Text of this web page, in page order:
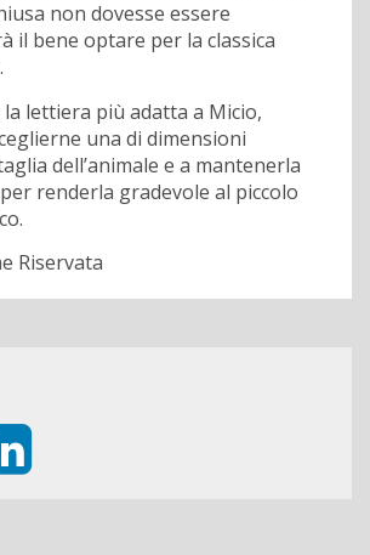
non dovesse essere
il bene optare per la classica
lettiera più adatta a Micio,
una di dimensioni
dell’animale e a mantenerla
renderla gradevole al piccolo
Riservata